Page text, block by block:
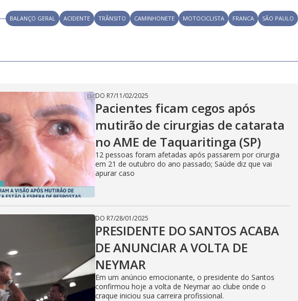
BALANÇO GERAL ACIDENTE TRÂNSITO CAMINHONETE MOTOCICLISTA FRANCA SÃO PAULO
DO R7/11/02/2025
Pacientes ficam cegos após
mutirão de cirurgias de catarata
no AME de Taquaritinga (SP)
12 pessoas foram afetadas após passarem por cirurgia
em 21 de outubro do ano passado; Saúde diz que vai
apurar caso
DO R7/28/01/2025
PRESIDENTE DO SANTOS ACABA
DE ANUNCIAR A VOLTA DE
NEYMAR
Em um anúncio emocionante, o presidente do Santos
confirmou hoje a volta de Neymar ao clube onde o
craque iniciou sua carreira profissional.